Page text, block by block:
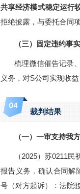
共享经济模式稳定运行
拒绝披露，与委托合同
（三）固定违约事
梳理微信催告记录
义务，对S公司实现收
04
裁判结果
（一）一审支持我
（2025）苏0211
报告义务，确认合同解
号（对方起诉）：法院